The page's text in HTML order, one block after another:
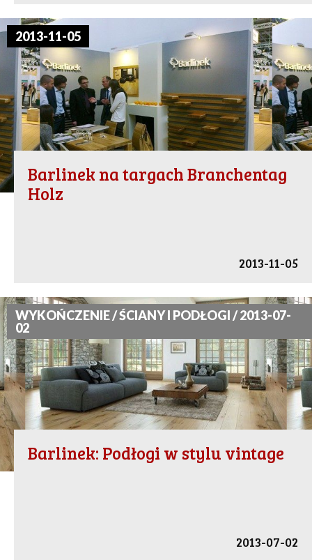
2013-11-05
Barlinek na targach Branchentag
Holz
2013-11-05
WYKOŃCZENIE / ŚCIANY I PODŁOGI / 2013-07-
02
Barlinek: Podłogi w stylu vintage
2013-07-02